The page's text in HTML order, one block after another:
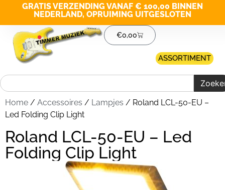
GRATIS VERZENDING VANAF € 100,00 BINNEN
NEDERLAND, OPRUIMING UITGESLOTEN
€0,00
ASSORTIMENT
Home / Accessoires / Lampjes / Roland LCL-50-EU –
Led Folding Clip Light
Roland LCL-50-EU – Led
Folding Clip Light